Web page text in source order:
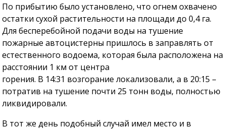
По прибытию было установлено, что огнем охвачено
остатки сухой растительности на площади до 0,4 га.
Для бесперебойной подачи воды на тушение
пожарные автоцистерны пришлось в заправлять от
естественного водоема, которая была расположена на
расстоянии 1 км от центра
горения. В 14:31 возгорание локализовали, а в 20:15 –
потратив на тушение почти 25 тонн воды, полностью
ликвидировали.
В тот же день подобный случай имел место и в